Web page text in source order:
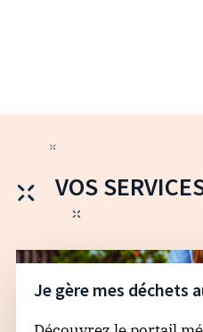
VOS
Je gère mes déchets